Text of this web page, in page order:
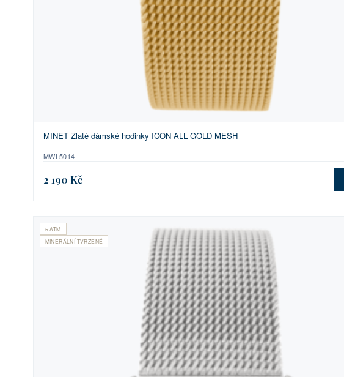
MINET Zlaté dámské hodinky ICON ALL GOLD MESH
MWL5014
2 190 Kč
5 ATM
MINERÁLNÍ TVRZENÉ